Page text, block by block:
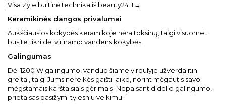
Visa Zyle buitinė technika iš beauty24.lt→
Keramikinės dangos privalumai
Aukščiausios kokybės keramikoje nėra toksinų, taigi visuomet
būsite tikri dėl virinamo vandens kokybės.
Galingumas
Dėl 1200 W galingumo, vanduo šiame virdulyje užverda itin
greitai, taigi Jums nereikės gaišti laiko, norint mėgautis savo
mėgstamais karštaisiais gėrimais. Nepaisant didelio galingumo,
prietaisas pasižymi tylesniu veikimu.